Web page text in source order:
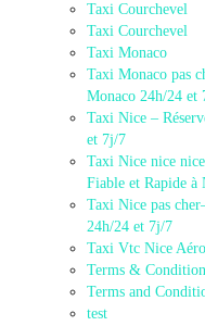
Taxi Courchevel
Taxi Courchevel
Taxi Monaco
Taxi Monaco pas
Monaco 24h/24 et
Taxi Nice –
et 7j/7
Taxi Nice nice
Fiable et Rapide à
Taxi Nice pas
24h/24 et 7j/7
Taxi Vtc Nice
Terms &
Terms and
test